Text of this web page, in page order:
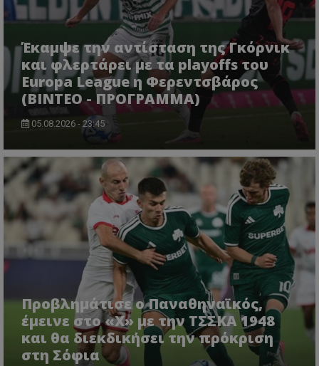
Έκαμψε την αντίσταση της Γκόρνικ
και φλερτάρει με τα playoffs του
Europa League η Φερεντσβάρος
(ΒΙΝΤΕΟ - ΠΡΟΓΡΑΜΜΑ)
05.08.2026 - 23:45
Προβλημάτισε ο Παναθηναϊκός,
έμεινε στο «Χ» με την ΤΣΣΚΑ 1948
και θα διεκδικήσει την πρόκριση
στη Σόφια